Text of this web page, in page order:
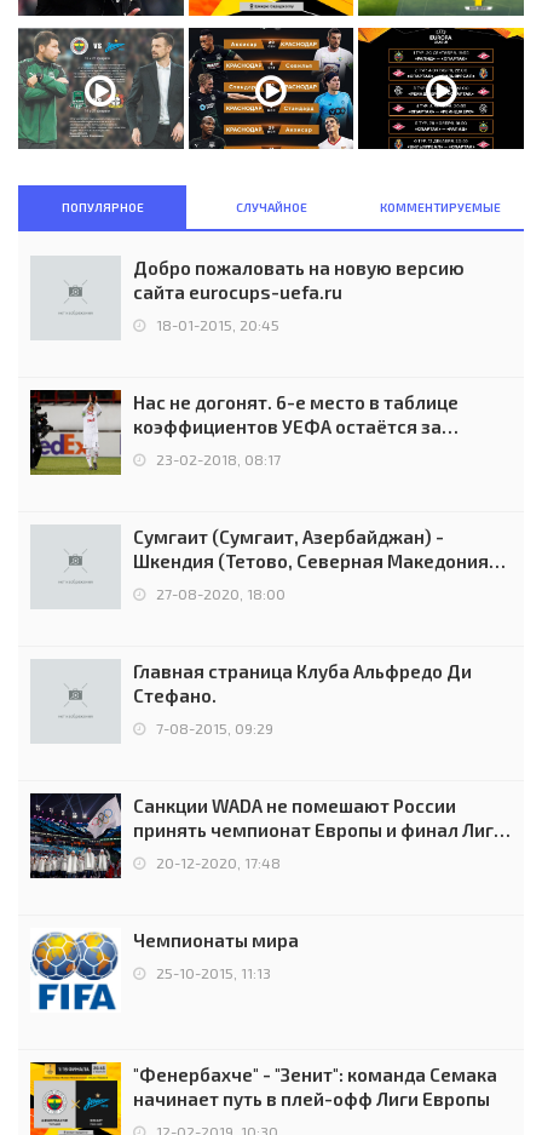
ПОПУЛЯРНОЕ СЛУЧАЙНОЕ КОММЕНТИРУЕМЫЕ
Добро пожаловать на новую версию
сайта eurocups-uefa.ru
18-01-2015, 20:45
Нас не догонят. 6-е место в таблице
коэффициентов УЕФА остаётся за
Россией
23-02-2018, 08:17
Сумгаит (Сумгаит, Азербайджан) -
Шкендия (Тетово, Северная Македония) -
0:2 (0:0)
27-08-2020, 18:00
Главная страница Клуба Альфредо Ди
Стефано.
7-08-2015, 09:29
Санкции WADA не помешают России
принять чемпионат Европы и финал Лиги
чемпионов.
20-12-2020, 17:48
Чемпионаты мира
25-10-2015, 11:13
"Фенербахче" - "Зенит": команда Семака
начинает путь в плей-офф Лиги Европы
12-02-2019, 10:30